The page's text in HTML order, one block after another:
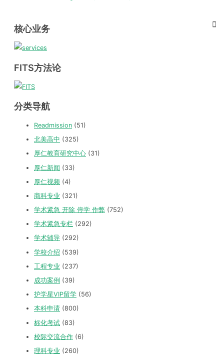
核心业务
FITS方法论
分类导航
Readmission (51)
北美高中 (325)
厚仁教育研究中心 (31)
厚仁新闻 (33)
厚仁视频 (4)
商科专业 (321)
学术紧急 开除 停学 作弊 (752)
学术紧急专栏 (292)
学术辅导 (292)
学校介绍 (539)
工程专业 (237)
成功案例 (39)
护学星VIP留学 (56)
本科申请 (800)
标化考试 (83)
校际交流合作 (6)
理科专业 (260)